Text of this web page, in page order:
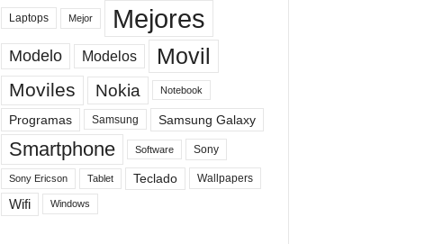
Laptops Mejor Mejores
Modelo Modelos Movil
Moviles Nokia Notebook
Programas Samsung Samsung Galaxy
Smartphone Software Sony
Sony Ericson Tablet Teclado Wallpapers
Wifi Windows